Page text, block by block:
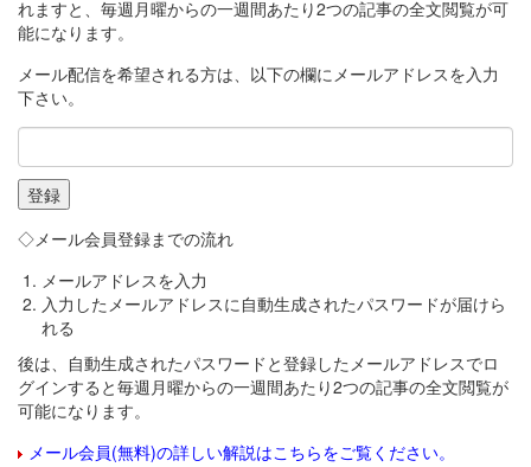
れますと、毎週月曜からの一週間あたり2つの記事の全文閲覧が可
能になります。
メール配信を希望される方は、以下の欄にメールアドレスを入力
下さい。
◇メール会員登録までの流れ
メールアドレスを入力
入力したメールアドレスに自動生成されたパスワードが届けら
れる
後は、自動生成されたパスワードと登録したメールアドレスでロ
グインすると毎週月曜からの一週間あたり2つの記事の全文閲覧が
可能になります。
メール会員(無料)の詳しい解説はこちらをご覧ください。